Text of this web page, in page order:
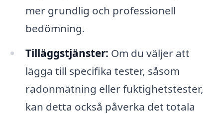
mer grundlig och professionell
bedömning.
Tilläggstjänster: Om du väljer att
lägga till specifika tester, såsom
radonmätning eller fuktighetstester,
kan detta också påverka det totala